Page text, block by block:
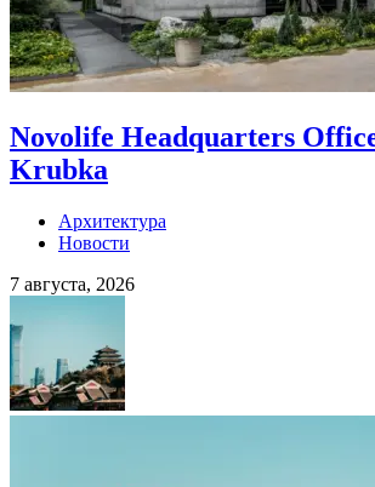
Novolife Headquarters
Krubka
Архитектура
Новости
7 августа, 2026